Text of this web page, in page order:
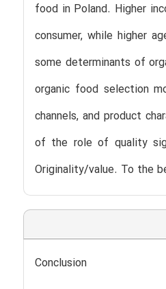
food in Poland. Higher
consumer, while higher
some determinants of
organic food selection
channels, and product
of the role of quality
Originality/value. To the
Conclusion